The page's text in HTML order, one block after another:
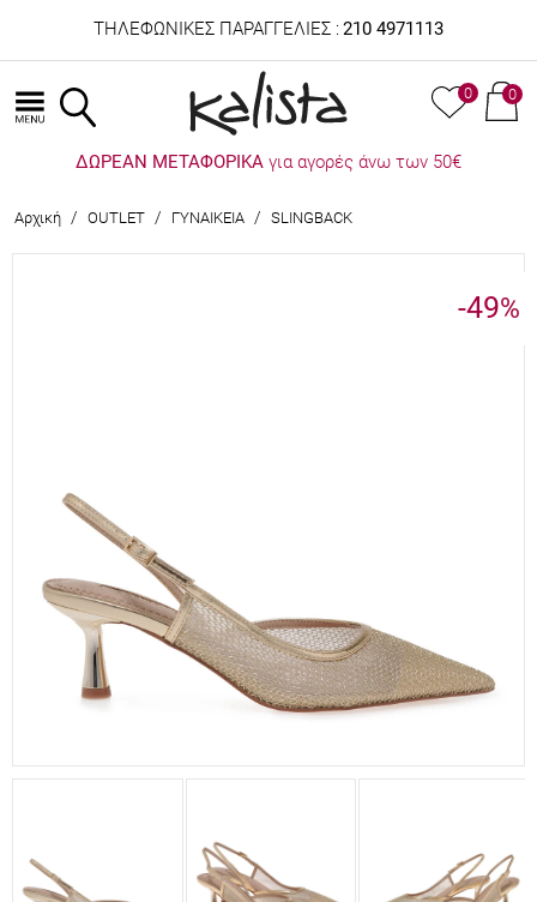
ΤΗΛΕΦΩΝΙΚΕΣ ΠΑΡΑΓΓΕΛΙΕΣ : 210 4971113
0 0
ΔΩΡΕΑΝ ΜΕΤΑΦΟΡΙΚΑ για αγορές άνω των 50€
Αρχική / OUTLET / ΓΥΝΑΙΚΕΙΑ / SLINGBACK
-49%